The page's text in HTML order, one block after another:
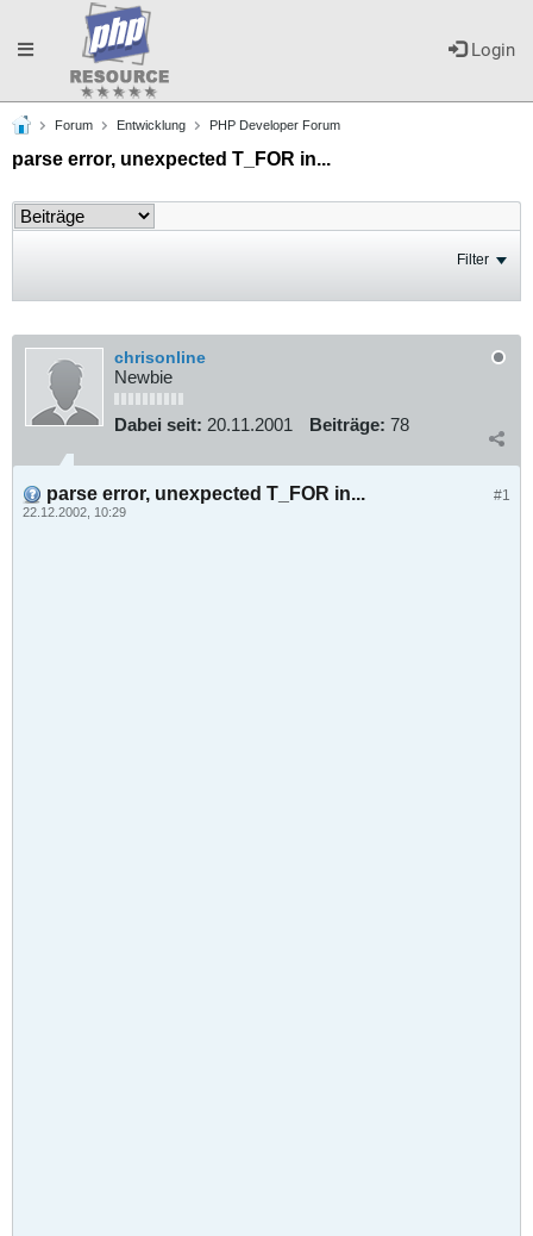
Login
Toggle
navigation
Forum Entwicklung PHP Developer Forum
parse error, unexpected T_FOR in...
Filter
chrisonline
Newbie
Dabei seit: 20.11.2001 Beiträge: 78
#1
parse error, unexpected T_FOR in...
22.12.2002, 10:29